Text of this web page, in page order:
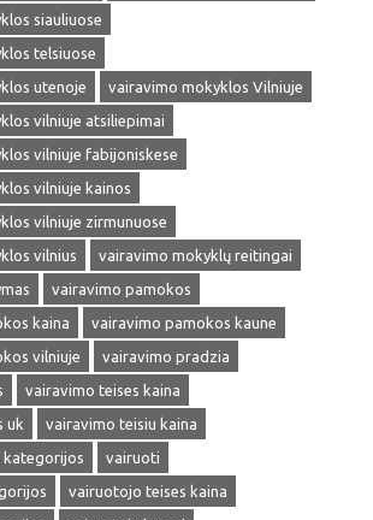
siauliuose
telsiuose
utenoje
vairavimo mokyklos Vilniuje
vilniuje atsiliepimai
vilniuje fabijoniskese
vilniuje kainos
vilniuje zirmunuose
vilnius
vairavimo mokyklų reitingai
vairavimo pamokos
kaina
vairavimo pamokos kaune
vilniuje
vairavimo pradzia
vairavimo teises kaina
uk
vairavimo teisiu kaina
kategorijos
vairuoti
vairuotojo teises kaina